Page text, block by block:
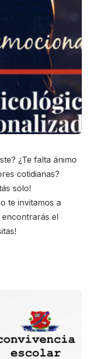
¿Te falta ánimo
cotidianas?
solo!
te invitamos a
el